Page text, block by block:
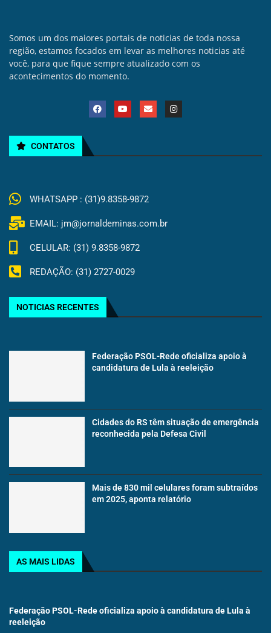
Somos um dos maiores portais de noticias de toda nossa
região, estamos focados em levar as melhores noticias até
você, para que fique sempre atualizado com os
acontecimentos do momento.
CONTATOS
WHATSAPP : (31)9.8358-9872
EMAIL: jm@jornaldeminas.com.br
CELULAR: (31) 9.8358-9872
REDAÇÃO: (31) 2727-0029
NOTICIAS RECENTES
Federação PSOL-Rede oficializa apoio à
candidatura de Lula à reeleição
Cidades do RS têm situação de emergência
reconhecida pela Defesa Civil
Mais de 830 mil celulares foram subtraídos
em 2025, aponta relatório
AS MAIS LIDAS
Federação PSOL-Rede oficializa apoio à candidatura de Lula à
reeleição